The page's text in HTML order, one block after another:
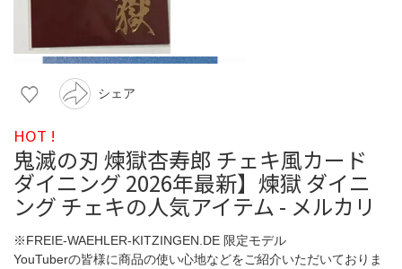
シェア
HOT !
鬼滅の刃 煉獄杏寿郎 チェキ風カード
ダイニング 2026年最新】煉獄 ダイニ
ング チェキの人気アイテム - メルカリ
※FREIE-WAEHLER-KITZINGEN.DE 限定モデル
YouTuberの皆様に商品の使い心地などをご紹介いただいておりま